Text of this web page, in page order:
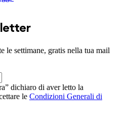
le settimane, gratis nella tua mail
dichiaro di aver letto la
le Condizioni Generali di